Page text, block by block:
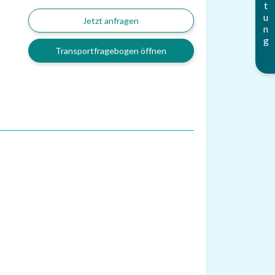
Jetzt anfragen
Transportfragebogen öffnen